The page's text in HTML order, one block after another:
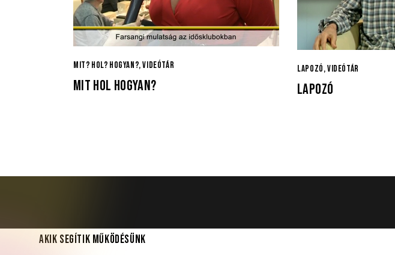
MIT? HOL? HOGYAN?,VIDEÓTÁR
MIT HOL HOGYAN?
LAPOZÓ,VIDEÓTÁR
LAPOZÓ
AKIK SEGÍTIK MŰKÖDÉSÜNK